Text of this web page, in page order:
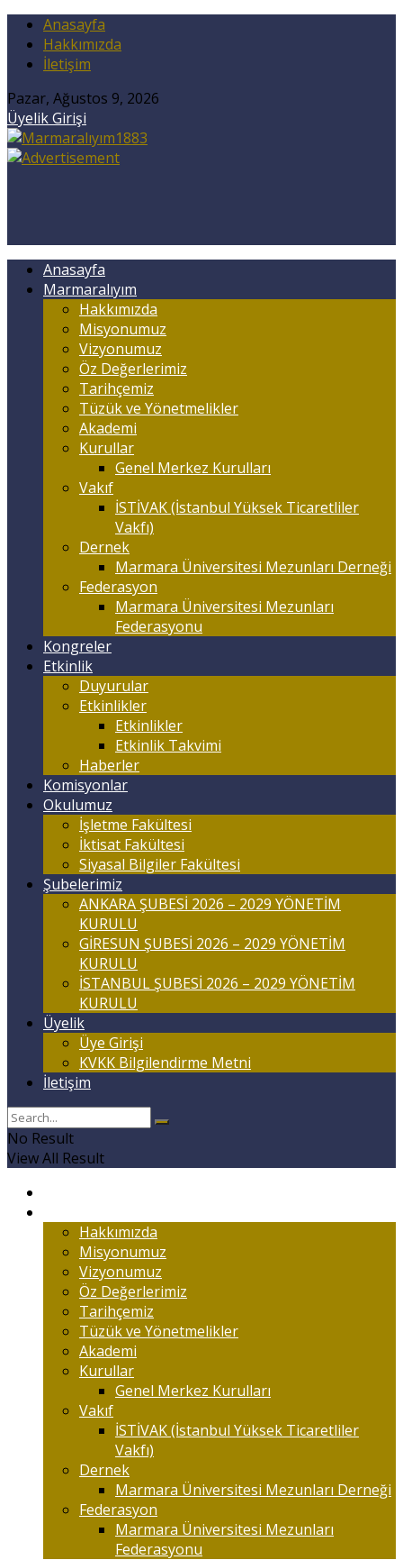
Anasayfa
Hakkımızda
İletişim
Pazar, Ağustos 9, 2026
Üyelik Girişi
Anasayfa
Marmaralıyım
Hakkımızda
Misyonumuz
Vizyonumuz
Öz Değerlerimiz
Tarihçemiz
Tüzük ve Yönetmelikler
Akademi
Kurullar
Genel Merkez Kurulları
Vakıf
İSTİVAK (İstanbul Yüksek Ticaretliler
Vakfı)
Dernek
Marmara Üniversitesi Mezunları Derneği
Federasyon
Marmara Üniversitesi Mezunları
Federasyonu
Kongreler
Etkinlik
Duyurular
Etkinlikler
Etkinlikler
Etkinlik Takvimi
Haberler
Komisyonlar
Okulumuz
İşletme Fakültesi
İktisat Fakültesi
Siyasal Bilgiler Fakültesi
Şubelerimiz
ANKARA ŞUBESİ 2026 – 2029 YÖNETİM
KURULU
GİRESUN ŞUBESİ 2026 – 2029 YÖNETİM
KURULU
İSTANBUL ŞUBESİ 2026 – 2029 YÖNETİM
KURULU
Üyelik
Üye Girişi
KVKK Bilgilendirme Metni
İletişim
No Result
View All Result
Hakkımızda
Misyonumuz
Vizyonumuz
Öz Değerlerimiz
Tarihçemiz
Tüzük ve Yönetmelikler
Akademi
Kurullar
Genel Merkez Kurulları
Vakıf
İSTİVAK (İstanbul Yüksek Ticaretliler
Vakfı)
Dernek
Marmara Üniversitesi Mezunları Derneği
Federasyon
Marmara Üniversitesi Mezunları
Federasyonu